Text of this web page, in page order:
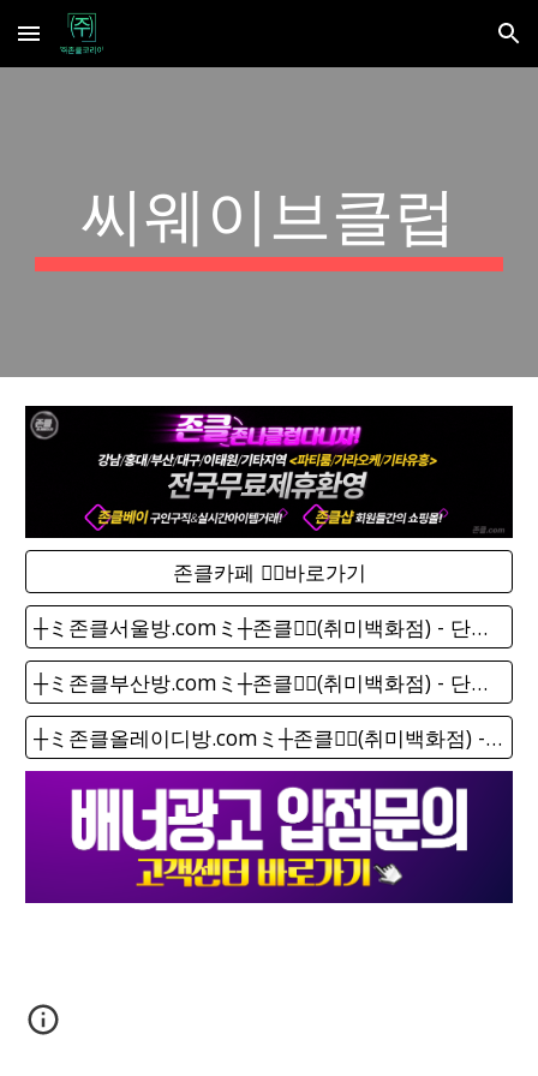
Skip to main content Skip to navigation
씨웨이브클럽
존클카페 ❤️‍🔥바로가기
┼ミ존클서울방.comミ┼존클❤️‍🔥(취미백화점) - 단톡방
┼ミ존클부산방.comミ┼존클❤️‍🔥(취미백화점) - 단톡방
┼ミ존클올레이디방.comミ┼존클❤️‍🔥(취미백화점) - 단톡방